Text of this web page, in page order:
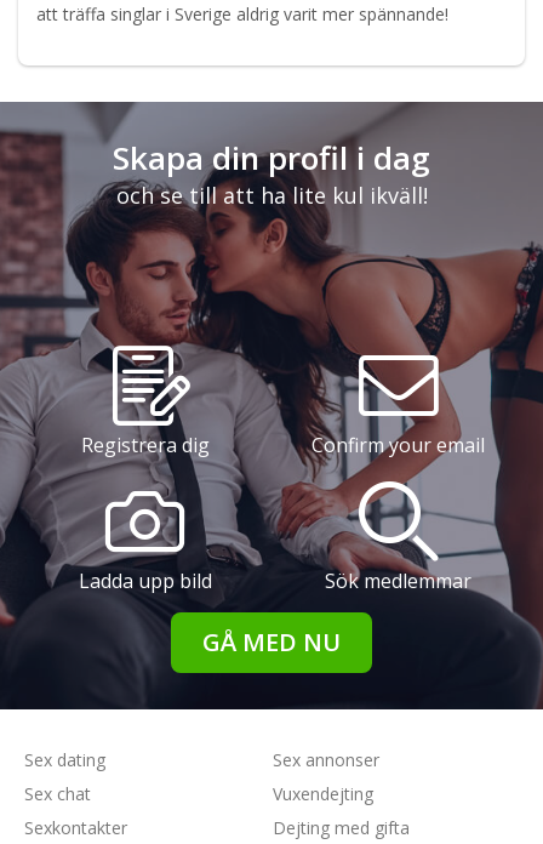
att träffa singlar i Sverige aldrig varit mer spännande!
Skapa din profil i dag
och se till att ha lite kul ikväll!
Registrera dig Confirm your email
Ladda upp bild Sök medlemmar
GÅ MED NU
Sex dating
Sex chat
Sexkontakter
Sex annonser
Vuxendejting
Dejting med gifta